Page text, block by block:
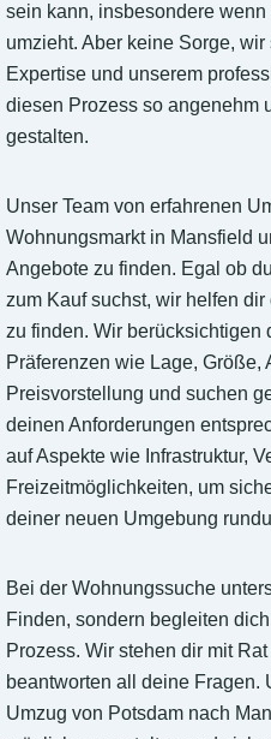
sein kann, insbesondere
umzieht. Aber keine Sorge,
Expertise und unserem
diesen Prozess so angenehm
gestalten.
Unser Team von erfahrenen
Wohnungsmarkt in Mansfield
Angebote zu finden. Egal ob
zum Kauf suchst, wir helfen
zu finden. Wir berücksichtigen
Präferenzen wie Lage, Größe,
Preisvorstellung und suchen
deinen Anforderungen
auf Aspekte wie Infrastruktur,
Freizeitmöglichkeiten, um
deiner neuen Umgebung
Bei der Wohnungssuche
Finden, sondern begleiten
Prozess. Wir stehen dir mit
beantworten all deine Fragen.
Umzug von Potsdam nach